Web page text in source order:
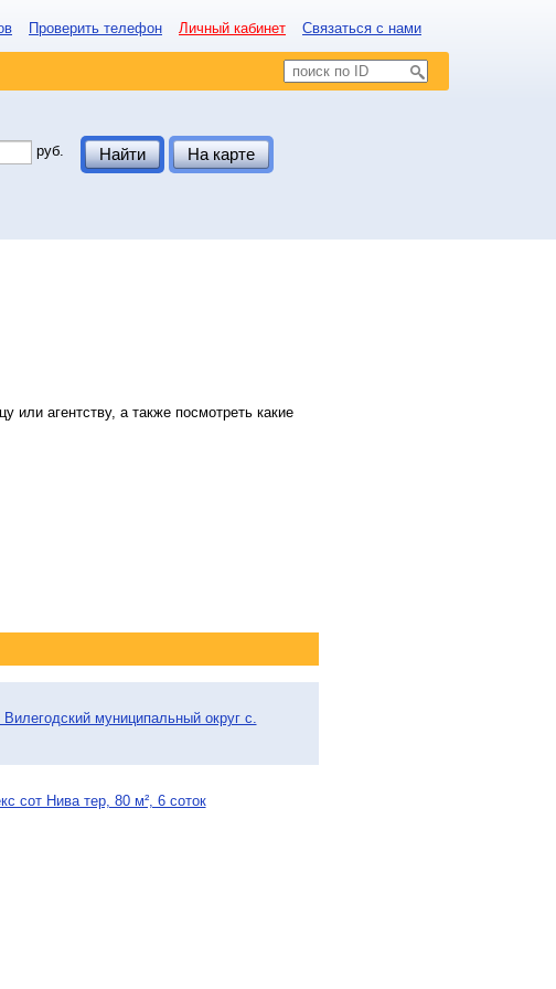
Проверить телефон Личный кабинет Связаться с нами
руб.
Найти На карте
агентству, а также посмотреть какие
муниципальный округ с.
сот Нива тер, 80 м², 6 соток